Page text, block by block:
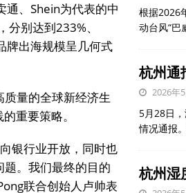
通、Shein为代表的中
别达到233%、
牌出海规模呈几何式
量的全球新经济生
重要策略。
银行业开放，同时也
。我们最终的目的
联合创始人卢帅表
根据2026
动台风“巴
杭州通
2026年
5月28日
情况通报
杭州湿